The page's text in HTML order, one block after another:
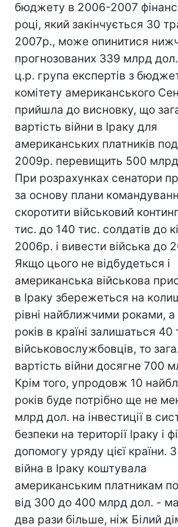
бюджету в 2006-2007
році, який закінчується 30
2007р., може опинитися
прогнозованих 339 млрд дол.
ц.р. група експертів з
комітету американського
прийшла до висновку, що
вартість війни в Іраку для
американських платників
2009р. перевищить 500
При розрахунках сенатори
за основу плани
скоротити військовий
тис. до 140 тис. солдатів до
2006р. і вивести війська до
Якщо цього не відбудеться і
американська військова
в Іраку збережеться на
рівні найближчими роками, а
років в країні залишаться 40
військовослужбовців, то
вартість війни досягне 700
Крім того, упродовж 10
років буде потрібно ще не
млрд дол. на інвестиції в
безпеки на території Іраку і
допомогу уряду цієї країни.
війна в Іраку коштувала
американським платникам
від 300 до 400 млрд дол. -
два рази більше, ніж Білий